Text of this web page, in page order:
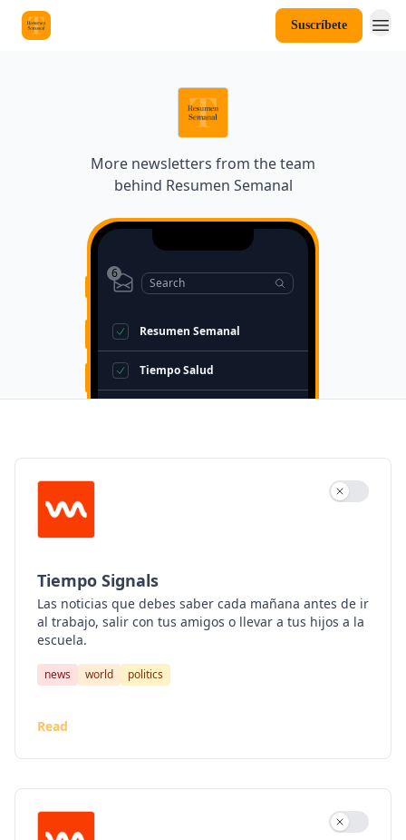
Suscríbete
More newsletters from the team
behind Resumen Semanal
6
Search
Resumen Semanal
Tiempo Salud
Tiempo Signals
Las noticias que debes saber cada mañana antes de ir
al trabajo, salir con tus amigos o llevar a tus hijos a la
escuela.
news world politics
Read
Use
Use